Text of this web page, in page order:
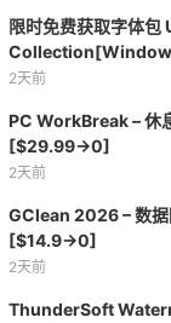
限时免费获取字体
2天前
PC WorkBreak –
[$29.99→0]
2天前
GClean 2026 – 数
[$14.9→0]
2天前
ThunderSoft